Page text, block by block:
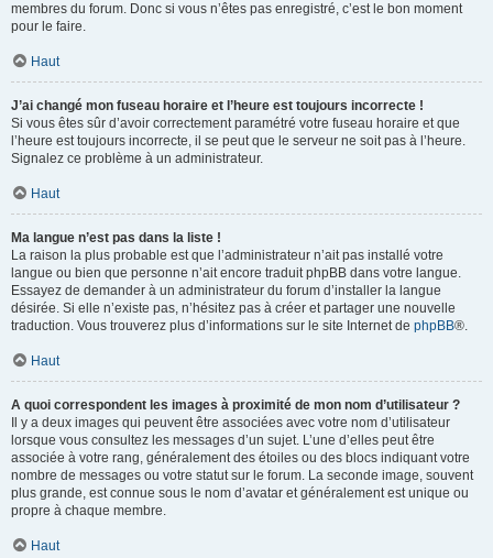
membres du forum. Donc si vous n’êtes pas enregistré, c’est le bon moment
pour le faire.
Haut
J’ai changé mon fuseau horaire et l’heure est toujours incorrecte !
Si vous êtes sûr d’avoir correctement paramétré votre fuseau horaire et que
l’heure est toujours incorrecte, il se peut que le serveur ne soit pas à l’heure.
Signalez ce problème à un administrateur.
Haut
Ma langue n’est pas dans la liste !
La raison la plus probable est que l’administrateur n’ait pas installé votre
langue ou bien que personne n’ait encore traduit phpBB dans votre langue.
Essayez de demander à un administrateur du forum d’installer la langue
désirée. Si elle n’existe pas, n’hésitez pas à créer et partager une nouvelle
traduction. Vous trouverez plus d’informations sur le site Internet de phpBB®.
Haut
A quoi correspondent les images à proximité de mon nom d’utilisateur ?
Il y a deux images qui peuvent être associées avec votre nom d’utilisateur
lorsque vous consultez les messages d’un sujet. L’une d’elles peut être
associée à votre rang, généralement des étoiles ou des blocs indiquant votre
nombre de messages ou votre statut sur le forum. La seconde image, souvent
plus grande, est connue sous le nom d’avatar et généralement est unique ou
propre à chaque membre.
Haut